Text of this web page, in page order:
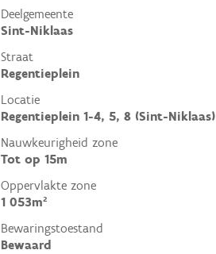
Deelgemeente
Sint-Niklaas
Straat
Regentieplein
Locatie
Regentieplein 1-4, 5, 8 (Sint-Niklaas)
Nauwkeurigheid zone
Tot op 15m
Oppervlakte zone
1 053m²
Bewaringstoestand
Bewaard